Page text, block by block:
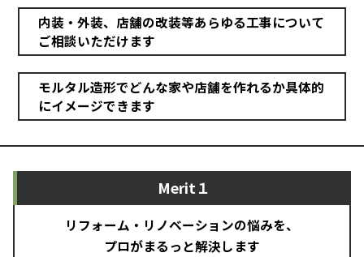
内装・外装、店舗の改装等あらゆる工事について
ご相談いただけます
モルタル造形でどんな家や店舗を作れるか具体的
にイメージできます
Merit１
リフォーム・リノベーションの悩みを、
プロがまるっと解決します